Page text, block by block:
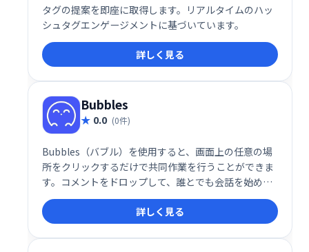
タグの提案を即座に取得します。リアルタイムのハッ
シュタグエンゲージメントに基づいています。
詳しく見る
Bubbles
0.0 (0件)
Bubbles（バブル）を使用すると、画面上の任意の場
所をクリックするだけで共同作業を行うことができま
す。コメントをドロップして、誰とでも会話を始めま
しょう。クリック、コメント、共有と同じくらい簡単
です。
詳しく見る